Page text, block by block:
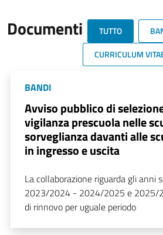
Documenti TUTTO
CURRICULUM
BANDI
Avviso pubblico di
vigilanza prescuola nelle
sorveglianza davanti alle
in ingresso e uscita
La collaborazione riguarda gli anni
2023/2024 - 2024/2025 e 2025/
di rinnovo per uguale periodo